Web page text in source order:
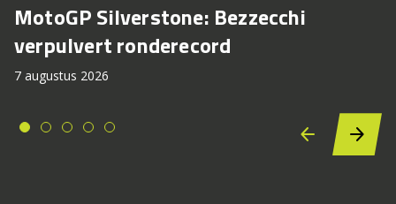
MotoGP Silverstone: Bezzecchi
verpulvert ronderecord
7 augustus 2026